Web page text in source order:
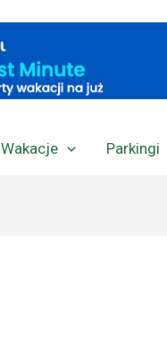
Wakacje Parkingi